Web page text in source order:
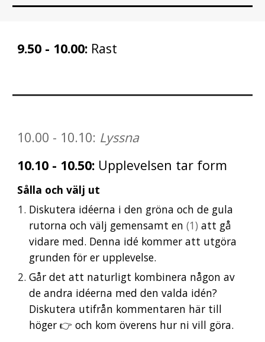
9.50 - 10.00: Rast
10.00 - 10.10: Lyssna
10.10 - 10.50: Upplevelsen tar form
Sålla och välj ut
Diskutera idéerna i den gröna och de gula
rutorna och välj gemensamt en(1) att gå
vidare med. Denna idé kommer att utgöra
grunden för er upplevelse.
Går detatt naturligt kombinera någon av
de andra idéerna med den valda idén?
Diskutera utifrån kommentaren här till
höger 👉 och kom överens hur ni vill göra.